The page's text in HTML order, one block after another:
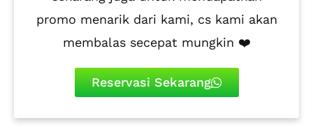
promo menarik dari kami, cs kami akan
membalas secepat mungkin ❤️
Reservasi Sekarang